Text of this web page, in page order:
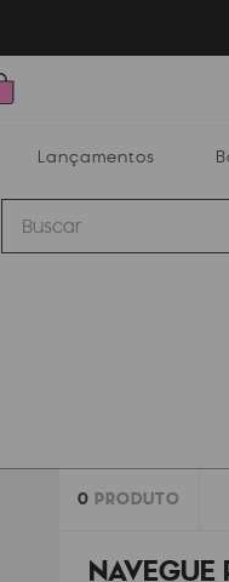
Lançamentos
Buscar
0 PRODUTO
NAVEGUE